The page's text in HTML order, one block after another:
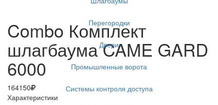
Перегородки
Двери
Промышленные ворота
Системы контроля доступа
Combo Комплект
шлагбаума CAME GARD
6000
164150
Характеристики